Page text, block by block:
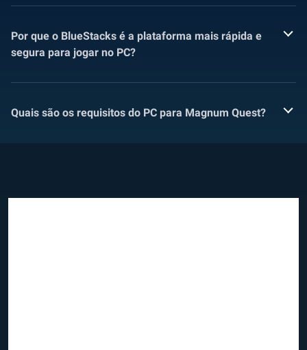
Por que o BlueStacks é a plataforma mais rápida e
segura para jogar no PC?
Quais são os requisitos do PC para Magnum Quest?